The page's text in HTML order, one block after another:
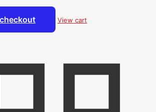
View cart